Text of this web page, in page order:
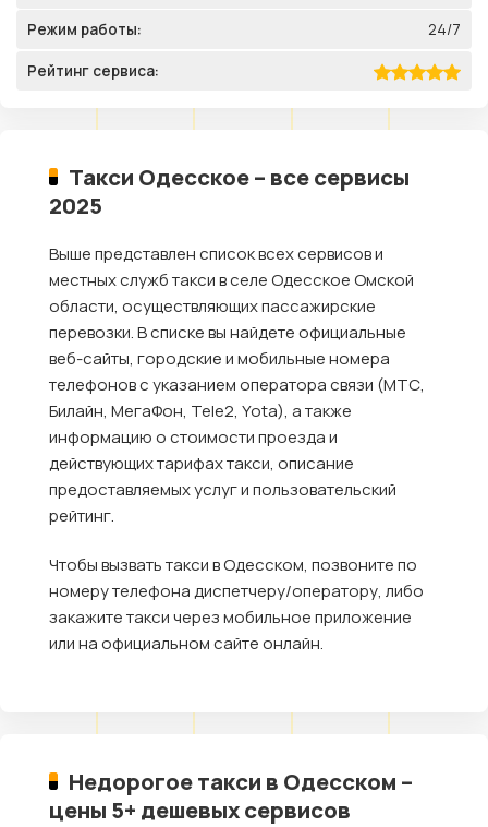
Режим работы: 24/7
Рейтинг сервиса:
Такси Одесское – все сервисы
2025
Выше представлен список всех сервисов и
местных служб такси в селе Одесское Омской
области, осуществляющих пассажирские
перевозки. В списке вы найдете официальные
веб-сайты, городские и мобильные номера
телефонов с указанием оператора связи (МТС,
Билайн, МегаФон, Tele2, Yota), а также
информацию о стоимости проезда и
действующих тарифах такси, описание
предоставляемых услуг и пользовательский
рейтинг.
Чтобы вызвать такси в Одесском, позвоните по
номеру телефона диспетчеру/оператору, либо
закажите такси через мобильное приложение
или на официальном сайте онлайн.
Недорогое такси в Одесском –
цены 5+ дешевых сервисов